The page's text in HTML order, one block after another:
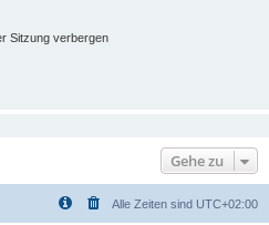
Sitzung verbergen
Gehe zu
Alle Zeiten sind UTC+02:00